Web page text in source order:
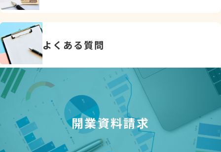
よくある質問
開業資料請求